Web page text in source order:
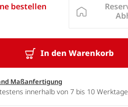
bestellen
In den Warenkorb
Maßanfertigung
innerhalb von 7 bis 10